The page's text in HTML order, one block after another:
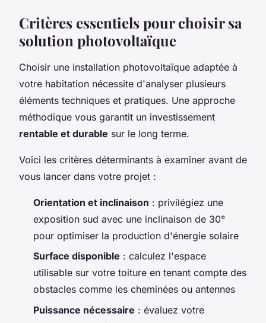
Critères essentiels pour choisir sa
solution photovoltaïque
Choisir une installation photovoltaïque adaptée à
votre habitation nécessite d'analyser plusieurs
éléments techniques et pratiques. Une approche
méthodique vous garantit un investissement
rentable et durable sur le long terme.
Voici les critères déterminants à examiner avant de
vous lancer dans votre projet :
Orientation et inclinaison : privilégiez une
exposition sud avec une inclinaison de 30°
pour optimiser la production d'énergie solaire
Surface disponible : calculez l'espace
utilisable sur votre toiture en tenant compte des
obstacles comme les cheminées ou antennes
Puissance nécessaire : évaluez votre